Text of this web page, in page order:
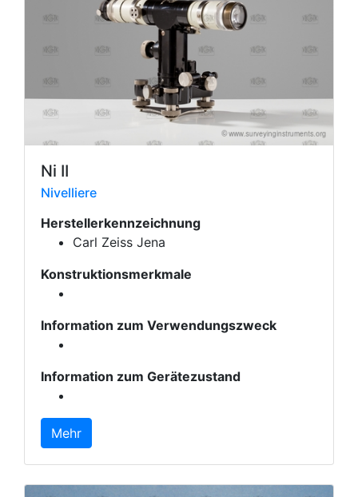
Ni II
Nivelliere
Herstellerkennzeichnung
Carl Zeiss Jena
Konstruktionsmerkmale
Information zum Verwendungszweck
Information zum Gerätezustand
Mehr